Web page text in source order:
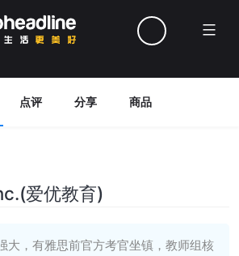
Menu
点评 分享 商品
爱优教育)
大，有雅思前官方考官坐镇，教师组核